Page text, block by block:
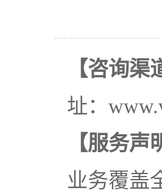
【咨询渠
址：
【服务声
业务覆盖